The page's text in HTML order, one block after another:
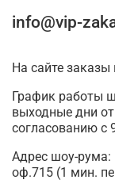
info@vip-
На сайте
График работы
выходные дни
согласованию с
Адрес шоу-рума:
оф.715 (1 мин.